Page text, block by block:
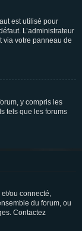
est utilisé pour
L’administrateur
via votre panneau de
y compris les
tels que les forums
et/ou connecté,
du forum, ou
Contactez